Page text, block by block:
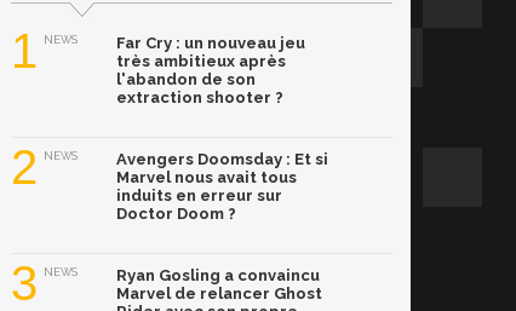
1 NEWS
Far Cry : un nouveau jeu
très ambitieux après
l'abandon de son
extraction shooter ?
2 NEWS
Avengers Doomsday : Et si
Marvel nous avait tous
induits en erreur sur
Doctor Doom ?
3 NEWS
Ryan Gosling a convaincu
Marvel de relancer Ghost